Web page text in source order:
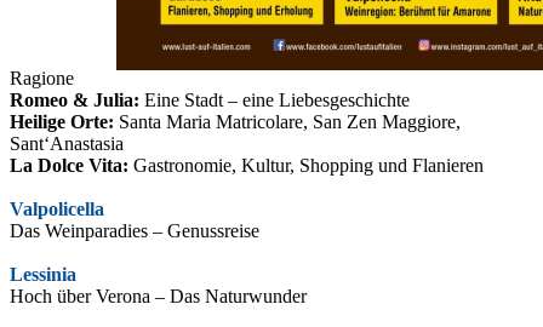
Stadt der Liebe, Kultur & Genuss
Arena di Verona, Teatro Romano, Stadtmauer
Piazza delle Erbe, Castelvecchio, Palazzo della
Ragione
Romeo & Julia: Eine Stadt – eine Liebesgeschichte
Heilige Orte: Santa Maria Matricolare, San Zen Maggiore,
Sant‘Anastasia
La Dolce Vita: Gastronomie, Kultur, Shopping und Flanieren
Valpolicella
Das Weinparadies – Genussreise
Lessinia
Hoch über Verona – Das Naturwunder